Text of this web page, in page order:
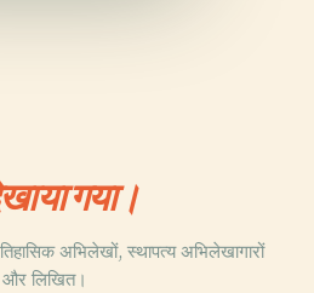
गया।
अभिलेखों, स्थापत्य अभिलेखागारों
और लिखित।